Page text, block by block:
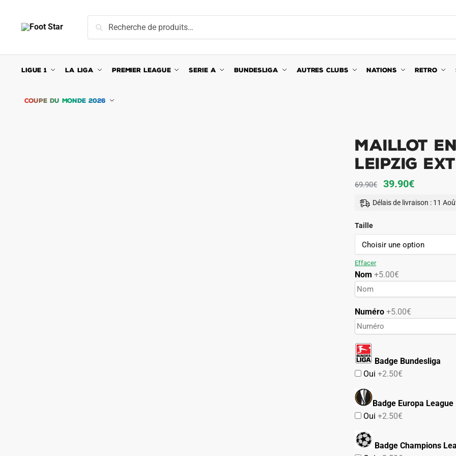
navigation
content
pour :
Recherche
LIGUE 1 LA LIGA PREMIER LEAGUE SERIE A BUNDESLIGA AUTRES CLUBS NATIONS RETRO
COUPE DU MONDE 2026
Maillot
Leipzig
69.90€
Le
prix
69.90€.
39.90€Le
prix
39.90€.
Délais de livraison : 11
Taille
Effacer
Nom +5.00€
Numéro+5.00€
Badge Bundesliga
Oui+2.50€
Badge Europa League
Oui+2.50€
Badge Champions